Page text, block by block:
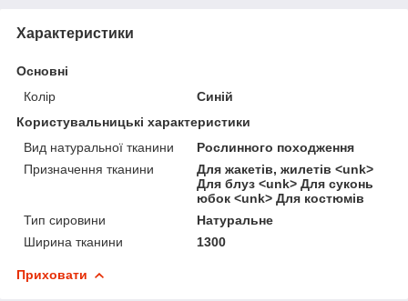
Характеристики
Основні
Колір
Синій
Користувальницькі характеристики
Вид натуральної тканини
Рослинного походження
Призначення тканини
Для жакетів, жилетів <unk>
Для блуз <unk> Для суконь
юбок <unk> Для костюмів
Тип сировини
Натуральне
Ширина тканини
1300
Приховати